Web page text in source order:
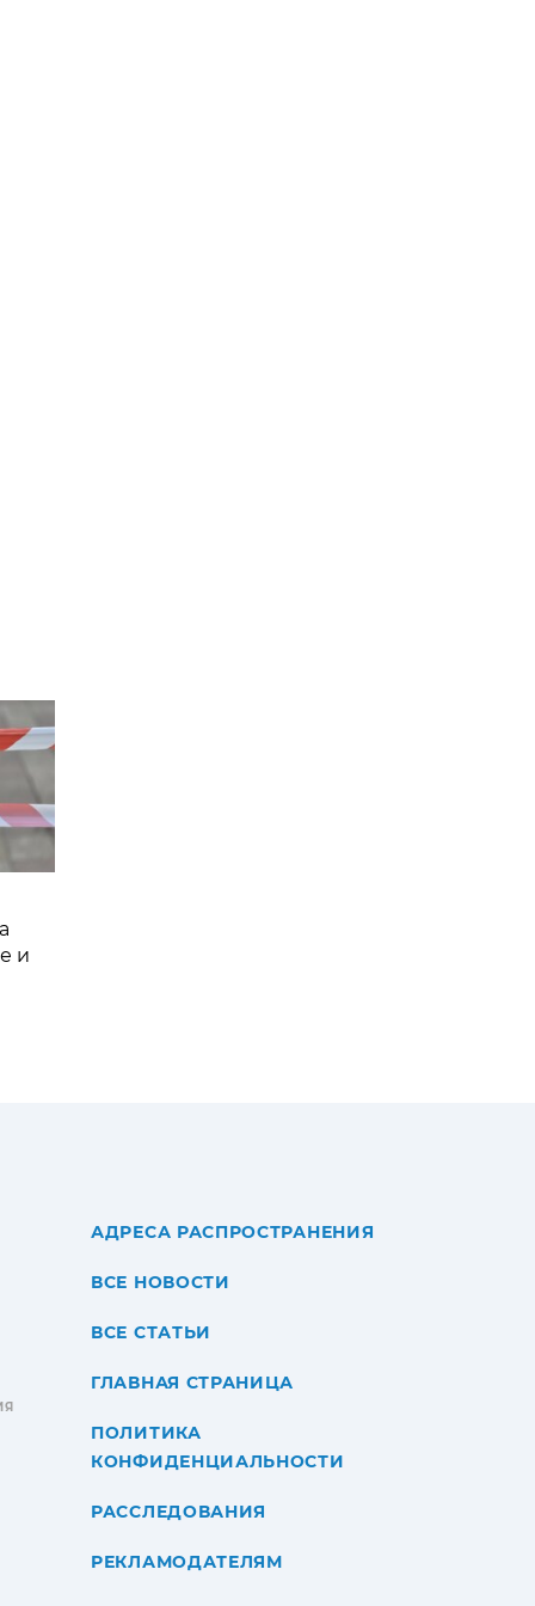
и
АДРЕСА РАСПРОСТРАНЕНИЯ
ВСЕ НОВОСТИ
ВСЕ СТАТЬИ
ГЛАВНАЯ СТРАНИЦА
ПОЛИТИКА
КОНФИДЕНЦИАЛЬНОСТИ
РАССЛЕДОВАНИЯ
РЕКЛАМОДАТЕЛЯМ